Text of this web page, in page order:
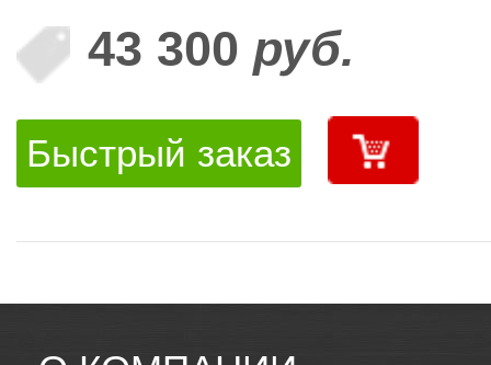
43 300 руб.
Быстрый заказ